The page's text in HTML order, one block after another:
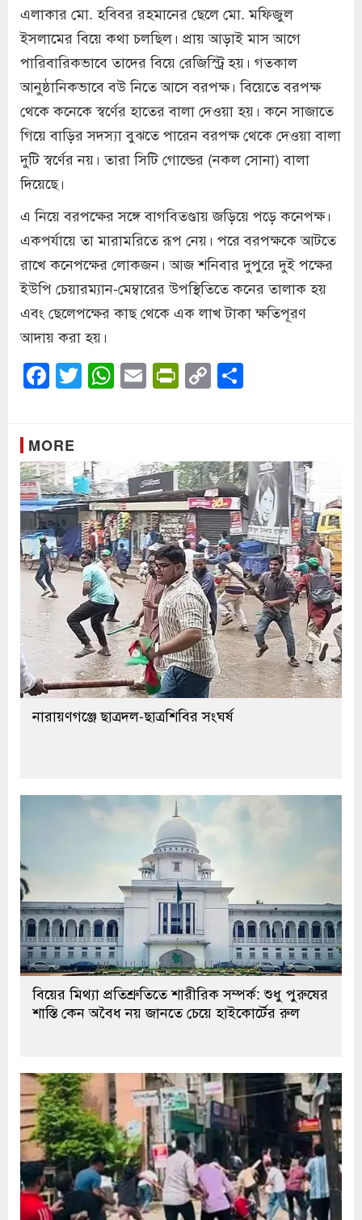
এলাকার মো. হবিবর রহমানের ছেলে মো. মফিজুল
ইসলামের বিয়ে কথা চলছিল। প্রায় আড়াই মাস আগে
পারিবারিকভাবে তাদের বিয়ে রেজিস্ট্রি হয়। গতকাল
আনুষ্ঠানিকভাবে বউ নিতে আসে বরপক্ষ। বিয়েতে বরপক্ষ
থেকে কনেকে স্বর্ণের হাতের বালা দেওয়া হয়। কনে সাজাতে
গিয়ে বাড়ির সদস্যা বুঝতে পারেন বরপক্ষ থেকে দেওয়া বালা
দুটি স্বর্ণের নয়। তারা সিটি গোল্ডের (নকল সোনা) বালা
দিয়েছে।
এ নিয়ে বরপক্ষের সঙ্গে বাগবিতণ্ডায় জড়িয়ে পড়ে কনেপক্ষ।
একপর্যায়ে তা মারামরিতে রূপ নেয়। পরে বরপক্ষকে আটতে
রাখে কনেপক্ষের লোকজন। আজ শনিবার দুপুরে দুই পক্ষের
ইউপি চেয়ারম্যান-মেম্বারের উপস্থিতিতে কনের তালাক হয়
এবং ছেলেপক্ষের কাছ থেকে এক লাখ টাকা ক্ষতিপূরণ
আদায় করা হয়।
Facebook
Twitter
WhatsApp
EmailPrintFriendly
Copy
Link
MORE
নারায়ণগঞ্জে ছাত্রদল-ছাত্রশিবির সংঘর্ষ
বিয়ের মিথ্যা প্রতিশ্রুতিতে শারীরিক সম্পর্ক: শুধু পুরুষের
শাস্তি কেন অবৈধ নয় জানতে চেয়ে হাইকোর্টের রুল